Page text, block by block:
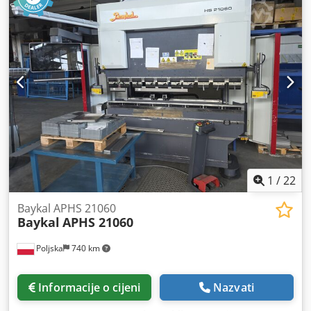
za savijanje proizvedena je 2021. godine. Ima duljinu
savijanja od 1250 mm i silu prešanja od 40 tona, što
osigurava robusne performanse. Stroj ima dubinu grla od
410 mm i hod klipa od 215 mm. Ako tražite visokokvalitetne
mogućnosti savijanja, razmislite o Baykal APHS 125040
preši za savijanje koju imamo na prodaju. Kontaktirajte nas
za više informacija. • Razmak između stupova: 1070 mm •
Dubina grla: 410 mm • Otvor za dnevno svjetlo: 455 mm •
Hod klipa: 215 mm • Širina stola: 60 mm • Snaga glavnog
motora: 5,5 kW • Kapacitet hidrauličkog ulja: 140 litara
Dsdpfxszdkx As Alijkr Technical Specification Bending
Length 1250 mm
1 /22
Poljska 740 km
Baykal APHS 21060
Baykal APHS 21060
Informacije o cijeni Nazvati